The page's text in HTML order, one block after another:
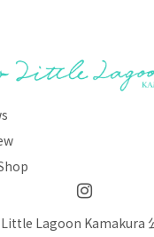
Lagoon Kamakura